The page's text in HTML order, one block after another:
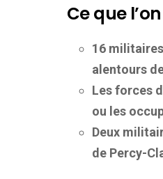
Ce que
16
alentours
Les forces
ou les
Deux
de Percy-